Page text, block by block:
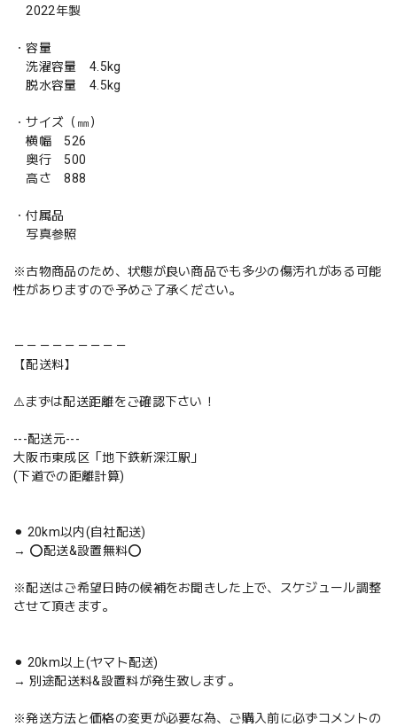
2022年製
・容量
洗濯容量 4.5kg
脱水容量 4.5kg
・サイズ（㎜）
横幅 526
奥行 500
高さ 888
・付属品
写真参照
※古物商品のため、状態が良い商品でも多少の傷汚れがある可能
性がありますので予めご了承ください。
－－－－－－－－－
【配送料】
⚠️まずは配送距離をご確認下さい！
---配送元---
大阪市東成区「地下鉄新深江駅」
(下道での距離計算)
⚫︎ 20km以内(自社配送)
→ ⭕️配送&設置無料⭕️
※配送はご希望日時の候補をお聞きした上で、スケジュール調整
させて頂きます。
⚫︎ 20km以上(ヤマト配送)
→ 別途配送料&設置料が発生致します。
※発送方法と価格の変更が必要な為、ご購入前に必ずコメントの